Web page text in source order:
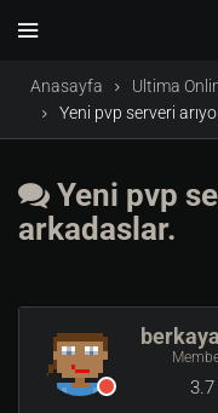
Anasayfa Ultima
Yeni pvp serveri
Yeni pvp
arkadaslar.
3.7